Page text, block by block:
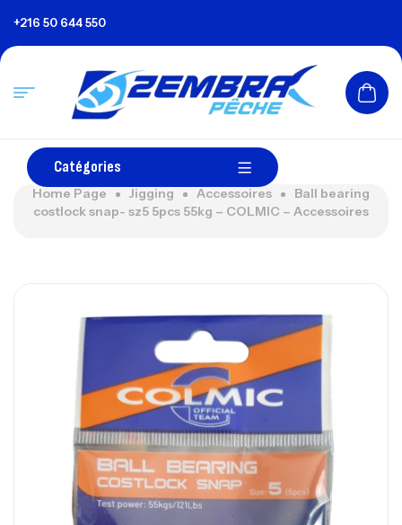
+216 50 644 550
Catégories
Home Page Jigging Accessoires
Ball bearing
costlock snap- sz5 5pcs 55kg – COLMIC – Accessoires